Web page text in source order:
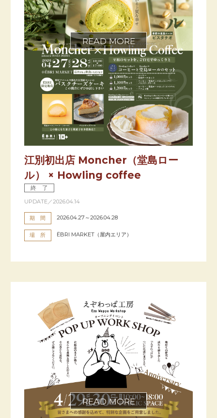
江別初出店 Moncher（堂島ロー
ル） × Howling coffee
終 了
UPDATE／2026.04.14
期 間 2026.04.27～2026.04.28
場 所 ËBRI MARKET（屋内エリア）